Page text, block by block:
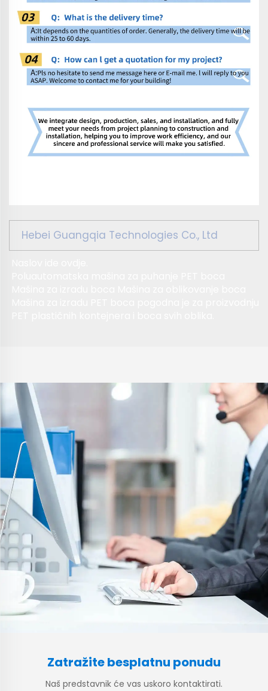
Hebei Guangqia Technologies Co., Ltd
Zatražite besplatnu ponudu
Naš predstavnik će vas uskoro kontaktirati.